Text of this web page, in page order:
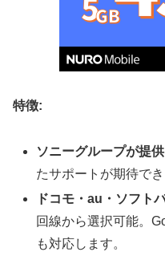
特徴:
ソニーグループが提
たサポートが期待でき
ドコモ・au・ソフト
回線から選択可能。
も対応します。